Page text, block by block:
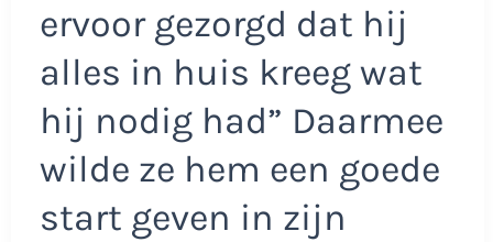
ervoor gezorgd dat hij
alles in huis kreeg wat
hij nodig had” Daarmee
wilde ze hem een goede
start geven in zijn